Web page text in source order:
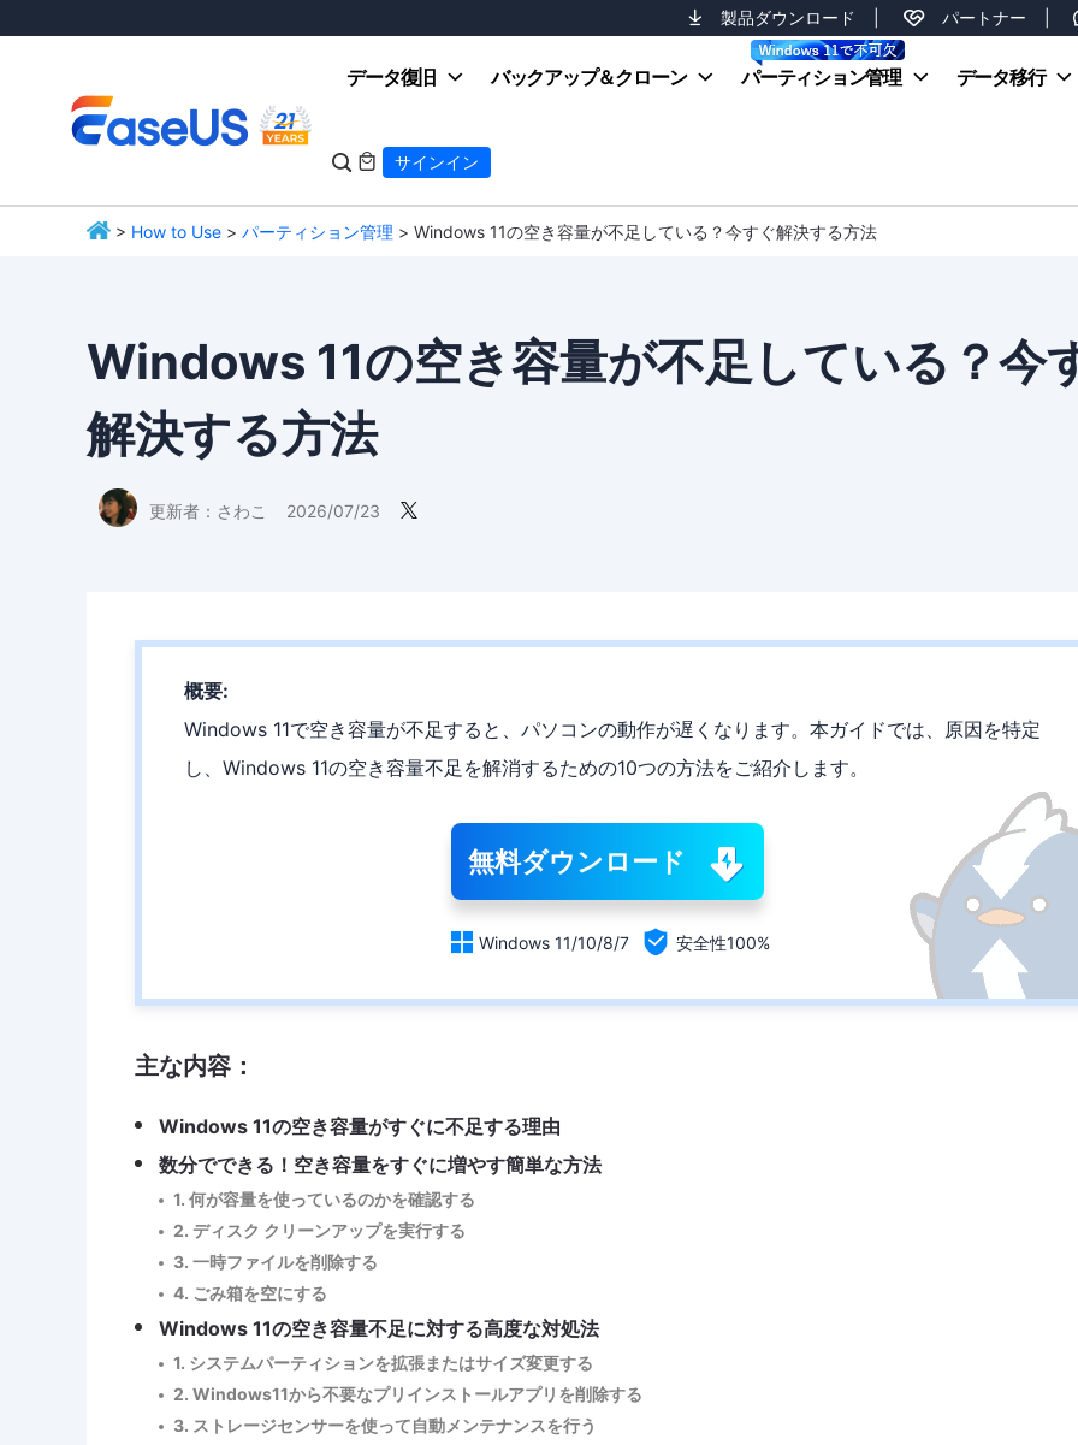
製品ダウンロード パートナー
データ復旧 バックアップ＆クローン パーティション管理 データ移行
  サインイン
> How to Use > パーティション管理 > Windows 11の空き容量が不足している？今すぐ解決する方法
Windows 11の空き容量が不足している？今
解決する方法
更新者： さわこ 2026/07/23 
概要:
Windows 11で空き容量が不足すると、パソコンの動作が遅くなります。本ガイドでは、原因を特定
し、Windows 11の空き容量不足を解消するための10つの方法をご紹介します。
無料ダウンロード
 Windows 11/10/8/7  安全性100%
主な内容：
Windows 11の空き容量がすぐに不足する理由
数分でできる！空き容量をすぐに増やす簡単な方法
1. 何が容量を使っているのかを確認する
2. ディスク クリーンアップを実行する
3. 一時ファイルを削除する
4. ごみ箱を空にする
Windows 11の空き容量不足に対する高度な対処法
1. システムパーティションを拡張またはサイズ変更する
2. Windows11から不要なプリインストールアプリを削除する
3. ストレージセンサーを使って自動メンテナンスを行う